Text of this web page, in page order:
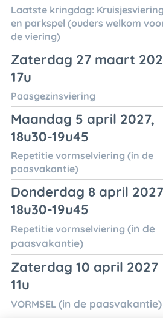
Laatste kringdag: Kruisjesviering
en parkspel (ouders welkom
de viering)
Zaterdag 27 maart
17u
Paasgezinsviering
Maandag 5 april 2027,
18u30-19u45
Repetitie vormselviering (in de
paasvakantie)
Donderdag 8 april
18u30-19u45
Repetitie vormselviering (in de
paasvakantie)
Zaterdag 10 april 2027
11u
VORMSEL (in de paasvakantie)